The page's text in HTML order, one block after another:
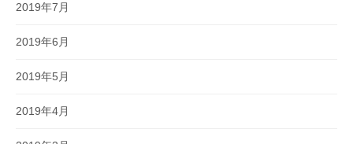
2019年7月
2019年6月
2019年5月
2019年4月